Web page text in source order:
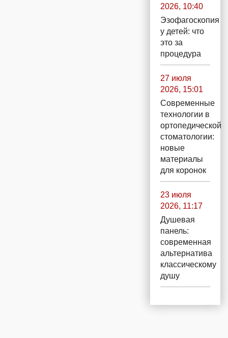
2026, 10:40
Эзофагоскопия
у детей: что
это за
процедура
27 июля
2026, 15:01
Современные
технологии в
ортопедической
стоматологии:
новые
материалы
для коронок
23 июля
2026, 11:17
Душевая
панель:
современная
альтернатива
классическому
душу